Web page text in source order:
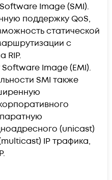
Image (SMI).
поддержку QoS,
статической
с
RIP.
Image (EMI).
SMI также
(unicast)
IP трафика,